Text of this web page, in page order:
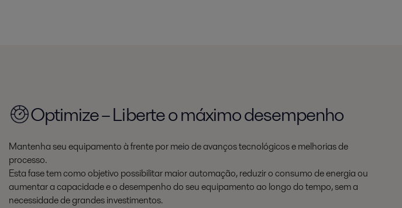
Optimize – Liberte o máximo desempenho
Mantenha seu equipamento à frente por meio de avanços tecnológicos e melhorias de
processo.
Esta fase tem como objetivo possibilitar maior automação, reduzir o consumo de energia ou
aumentar a capacidade e o desempenho do seu equipamento ao longo do tempo, sem a
necessidade de grandes investimentos.